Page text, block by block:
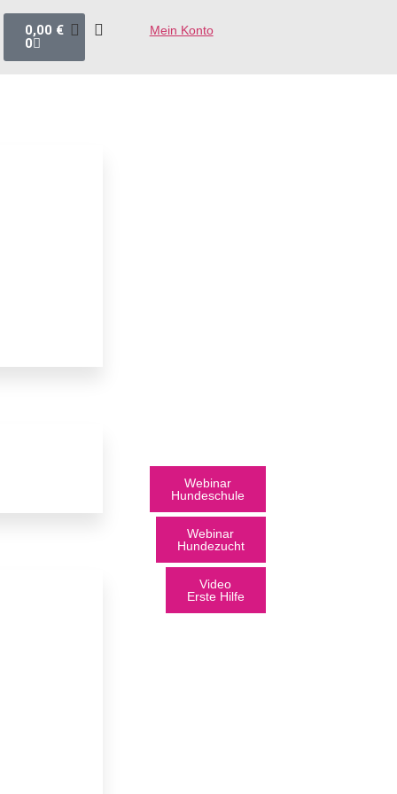
0,00 €
0
Mein Konto
Webinar
Hundeschule
Webinar
Hundezucht
Video
Erste Hilfe